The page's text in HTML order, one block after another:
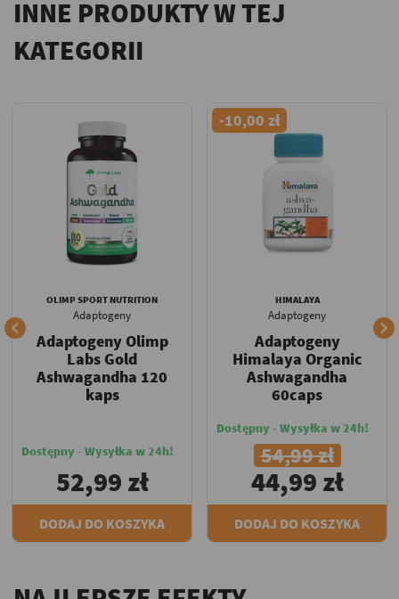
INNE PRODUKTY W TEJ
KATEGORII

OLIMP SPORT NUTRITION
Adaptogeny
Adaptogeny Olimp
Labs Gold
Ashwagandha 120
kaps
Dostępny - Wysyłka w 24h!
52,99 zł
DODAJ DO KOSZYKA
-10,00 zł
HIMALAYA
Adaptogeny
Adaptogeny
Himalaya Organic
Ashwagandha
60caps
Dostępny - Wysyłka w 24h!
54,99 zł
44,99 zł
DODAJ DO KOSZYKA
